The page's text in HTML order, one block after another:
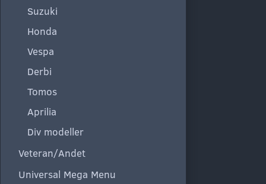
Suzuki
Honda
Vespa
Derbi
Tomos
Aprilia
Div modeller
Veteran/Andet
Universal Mega Menu